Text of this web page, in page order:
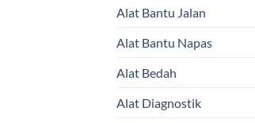
Alat Bantu Jalan
Alat Bantu Napas
Alat Bedah
Alat Diagnostik